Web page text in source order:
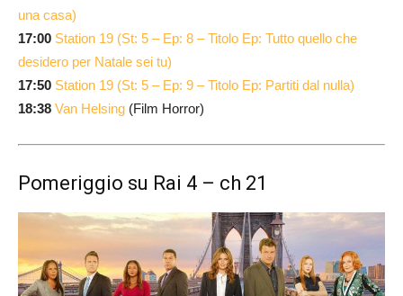
una casa)
17:00 Station 19 (St: 5 – Ep: 8 – Titolo Ep: Tutto quello che
desidero per Natale sei tu)
17:50 Station 19 (St: 5 – Ep: 9 – Titolo Ep: Partiti dal nulla)
18:38 Van Helsing (Film Horror)
Pomeriggio su Rai 4 – ch 21